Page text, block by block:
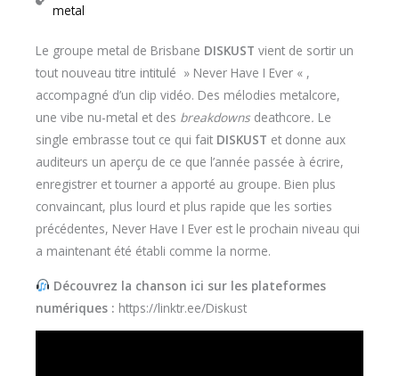
metal
Le groupe metal de Brisbane DISKUST vient de sortir un
tout nouveau titre intitulé » Never Have I Ever « ,
accompagné d’un clip vidéo. Des mélodies metalcore,
une vibe nu-metal et des breakdownsdeathcore. Le
single embrasse tout ce qui fait DISKUST et donne aux
auditeurs un aperçu de ce que l’année passée à écrire,
enregistrer et tourner a apporté au groupe. Bien plus
convaincant, plus lourd et plus rapide que les sorties
précédentes, Never Have I Ever est le prochain niveau qui
a maintenant été établi comme la norme.
Découvrez la chanson ici sur les plateformes
numériques : https://linktr.ee/Diskust